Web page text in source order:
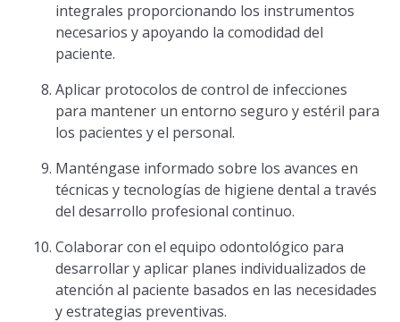
integrales proporcionando los instrumentos
necesarios y apoyando la comodidad del
paciente.
Aplicar protocolos de control de infecciones
para mantener un entorno seguro y estéril para
los pacientes y el personal.
Manténgase informado sobre los avances en
técnicas y tecnologías de higiene dental a través
del desarrollo profesional continuo.
Colaborar con el equipo odontológico para
desarrollar y aplicar planes individualizados de
atención al paciente basados en las necesidades
y estrategias preventivas.